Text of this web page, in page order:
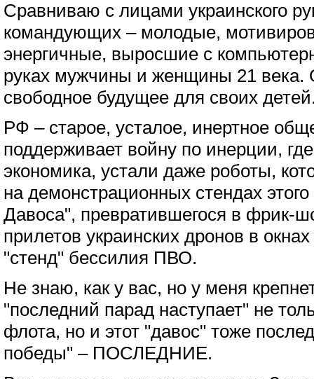
Сравниваю с лицами украинского
командующих – молодые,
энергичные, выросшие с
руках мужчины и женщины 21 века.
свободное будущее для своих
РФ – старое, усталое, инертное
поддерживает войну по инерции,
экономика, устали даже роботы,
на демонстрационных стендах этого
Давоса", превратившегося в фрик-
прилетов украинских дронов в
"стенд" бессилия ПВО.
Не знаю, как у вас, но у меня
"последний парад наступает" не
флота, но и этот "давос" тоже
победы" – ПОСЛЕДНИЕ.